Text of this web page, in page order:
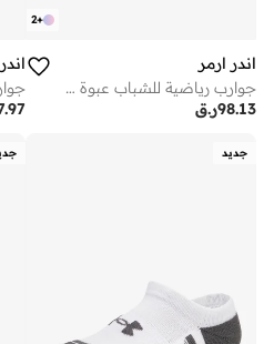
+
2
اندر ارمر
جوارب رياضية للشباب عبوة من قطع
ر.ق98.13
جديد